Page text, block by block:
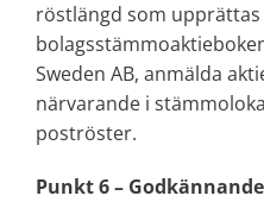
röstlängd som upprättas
Sweden AB, anmälda
närvarande i
poströster.
Punkt 6 –